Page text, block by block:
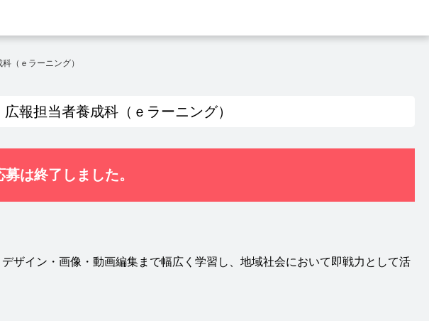
（ｅラーニング）
報担当者養成科（ｅラーニング）
は終了しました。
ザイン・画像・動画編集まで幅広く学習し、地域社会において即戦力として活